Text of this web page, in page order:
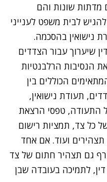
מדתות שונות והם
לבית משפט לענייני
בהסכמה.
שיערוך עבור הצדדים
הנסיבות הרלבנטיות
הכוללים בין
תעודת נישואין,
התעודה, טפסי הרצאת
כל צד, תמציות רישום
ועוד. אם אחד
גם תצהיר חתום של צד
לתמיכה בעובדה שבן